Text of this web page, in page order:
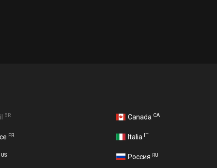
BR Canada CA
FR Italia IT
US Россия RU